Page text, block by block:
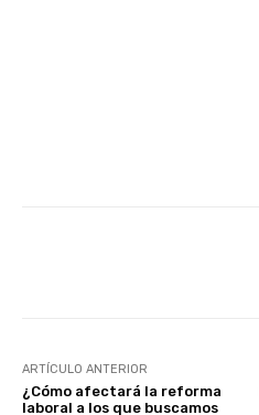
ARTÍCULO ANTERIOR
¿Cómo afectará la reforma
laboral a los que buscamos